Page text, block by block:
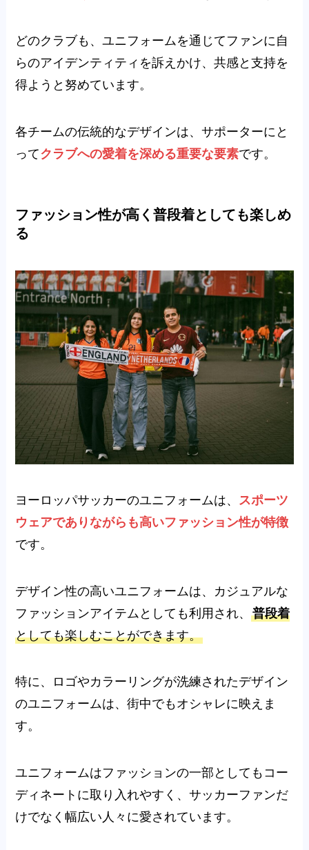
どのクラブも、ユニフォームを通じてファンに自
らのアイデンティティを訴えかけ、共感と支持を
得ようと努めています。
各チームの伝統的なデザインは、サポーターにと
ってクラブへの愛着を深める重要な要素です。
ファッション性が高く普段着としても楽しめ
る
ヨーロッパサッカーのユニフォームは、 スポーツ
ウェアでありながらも高いファッション性が特徴
です。
デザイン性の高いユニフォームは、カジュアルな
ファッションアイテムとしても利用され、普段着
としても楽しむことができます。
特に、ロゴやカラーリングが洗練されたデザイン
のユニフォームは、街中でもオシャレに映えま
す。
ユニフォームはファッションの一部としてもコー
ディネートに取り入れやすく、サッカーファンだ
けでなく幅広い人々に愛されています。